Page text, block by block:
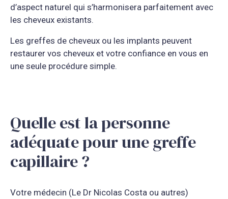
d’aspect naturel qui s’harmonisera parfaitement avec
les cheveux existants.
Les greffes de cheveux ou les implants peuvent
restaurer vos cheveux et votre confiance en vous en
une seule procédure simple.
Quelle est la personne
adéquate pour une greffe
capillaire ?
Votre médecin (Le Dr Nicolas Costa ou autres)